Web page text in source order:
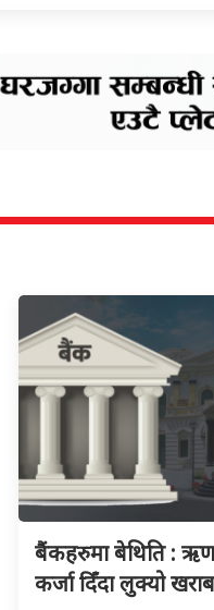
बैंकहरुमा बेथिति : ऋण
कर्जा दिँदा लुक्यो